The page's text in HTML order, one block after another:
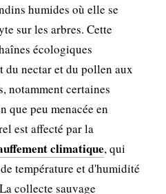
humides où elle se
sur les arbres. Cette
écologiques
du nectar et du pollen aux
notamment certaines
que peu menacée en
est affecté par la
climatique, qui
température et d'humidité
collecte sauvage